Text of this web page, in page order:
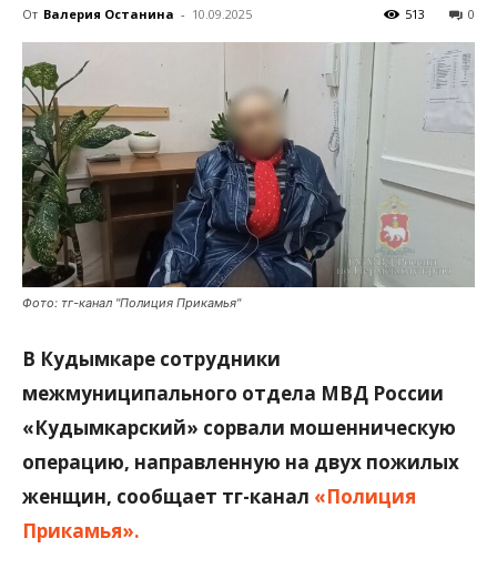
От Валерия Останина - 10.09.2025 0
513
Фото: тг-канал "Полиция Прикамья"
В Кудымкаре сотрудники
межмуниципального отдела МВД России
«Кудымкарский» сорвали мошенническую
операцию, направленную на двух пожилых
женщин, сообщает тг-канал «Полиция
Прикамья».